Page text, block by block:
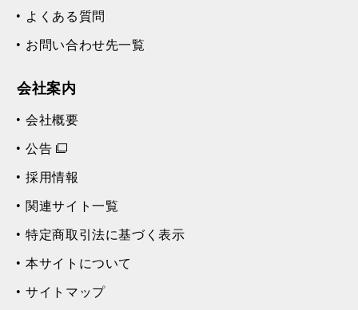
よくある質問
お問い合わせ先一覧
会社案内
会社概要
公告
採用情報
関連サイト一覧
特定商取引法に基づく表示
本サイトについて
サイトマップ